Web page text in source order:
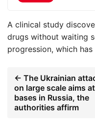
A clinical study
drugs without waiting
progression, which
← The Ukrainian
on large scale aims
bases in Russia, the
authorities affirm